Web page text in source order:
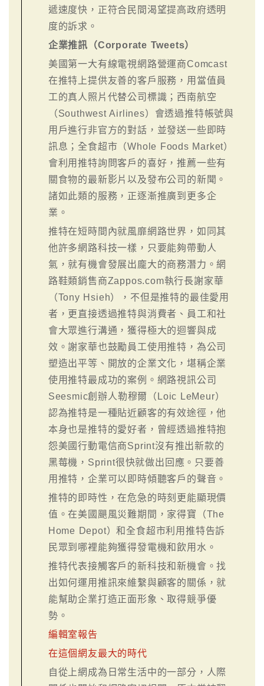
遞速度快，正符合民間渴望提高政府透明
度的訴求。
企業推訊（Corporate Tweets）
美國第一大有線電視網路營運商Comcast
在推特上提供友善的客戶服務，用當值員
工的真人照片代替公司標識；西南航空
（Southwest Airlines）會透過推特帳號與
用戶進行非官方的對話，並發送一些即時
訊息；全食超市（Whole Foods Market）
會利用推特詢問客戶的喜好，推薦一些有
關食物的最新影片以及發布公司的新聞。
諸如此類的服務，正逐漸推廣到更多企
業。
推特在短時間內就風靡網路世界，如同其
他許多網路科技一樣，只要能夠帶動人
氣，就有機會發展出龐大的商務潛力。網
路鞋類銷售商Zappos.com執行長謝家華
（Tony Hsieh），不但是推特的最佳愛用
者，更直接透過推特與消費者、員工和社
會大眾進行溝通，獲得極大的迴響與成
效。謝家華也鼓勵員工使用推特，為公司
塑造出平等、開放的企業文化，堪稱企業
使用推特最成功的案例。網路視訊公司
Seesmic創辦人勒穆爾（Loic LeMeur）
認為推特是一種貼近顧客的有效途徑，他
本身也是推特的愛好者，曾經透過推特抱
怨美國行動電信商Sprint沒有推出新款的
黑莓機，Sprint很快就做出回應。只要善
用推特，企業可以即時傾聽客戶的聲音。
推特的即時性，在危急的時刻更能顯現價
值。在美國颶風災難期間，家得寶（The
Home Depot）和全食超市利用推特告訴
民眾到哪裡能夠獲得發電機和飲用水。
推特代表接觸客戶的新科技和新機會。找
出如何運用推訊來維繫與顧客的關係，就
能幫助企業打造正面形象、取得競爭優
勢。
編輯室報告
在這個網友最大的時代
自從上網成為日常生活中的一部分，人際